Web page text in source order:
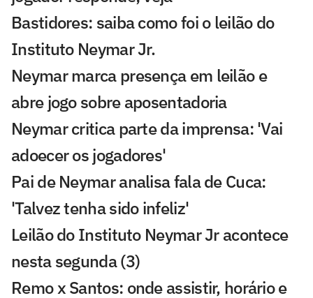
Bastidores: saiba como foi o leilão do
Instituto Neymar Jr.
Neymar marca presença em leilão e
abre jogo sobre aposentadoria
Neymar critica parte da imprensa: 'Vai
adoecer os jogadores'
Pai de Neymar analisa fala de Cuca:
'Talvez tenha sido infeliz'
Leilão do Instituto Neymar Jr acontece
nesta segunda (3)
Remo x Santos: onde assistir, horário e